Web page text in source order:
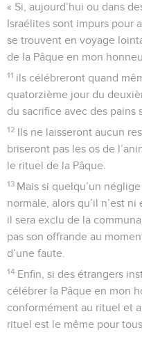
« Si, aujourd’hui ou dans
Israélites sont impurs pour
se trouvent en voyage
de la Pâque en mon
11 ils célébreront quand
quatorzième jour du
du sacrifice avec des pains
12 Ils ne laisseront aucun
briseront pas les os de
le rituel de la Pâque.
13 Mais si quelqu’un
normale, alors qu’il n’est
il sera exclu de la
pas son offrande au
d’une faute.
14 Enfin, si des étrangers
célébrer la Pâque en mon
conformément au rituel et
rituel est le même pour